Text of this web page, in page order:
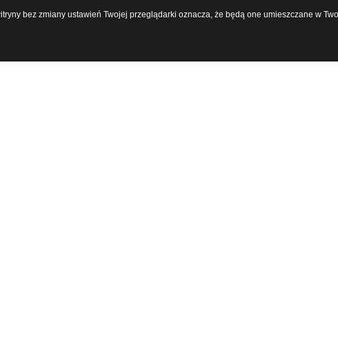
bez zmiany ustawień Twojej przeglądarki oznacza, że będą one umieszczane w